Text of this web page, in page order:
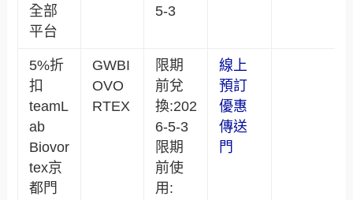
全部
平台
5-3
5%折
扣
teamL
ab
Biovor
tex京
都門
GWBI
OVO
RTEX
限期
前兌
換:202
6-5-3
限期
前使
用:
線上
預訂
優惠
傳送
門